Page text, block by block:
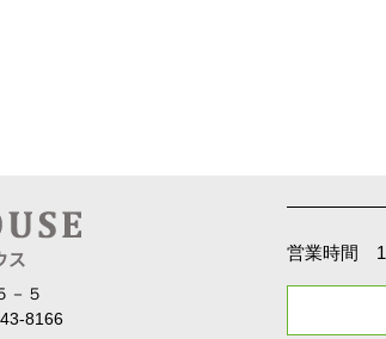
－５
8166
営業時間